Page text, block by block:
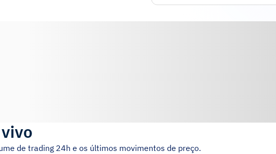
de trading 24h e os últimos movimentos de preço.